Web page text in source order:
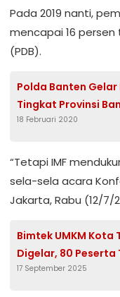
Pada 2019 nanti,
mencapai 16
(PDB).
Polda Banten
Tingkat Provinsi
18 Februari 2020
“Tetapi IMF
sela-sela acara
Jakarta, Rabu (12/7/
Bimtek UMKM
Digelar, 80 Peserta
Pembinaan
17 September 2025